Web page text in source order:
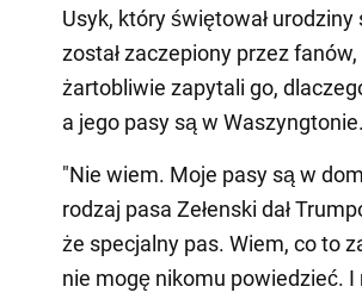
Usyk, który świętował urodziny
został zaczepiony przez
żartobliwie zapytali go,
a jego pasy są w Waszyngtonie.
"Nie wiem. Moje pasy są w
rodzaj pasa Zełenski dał
że specjalny pas. Wiem, co to
nie mogę nikomu powiedzieć. I